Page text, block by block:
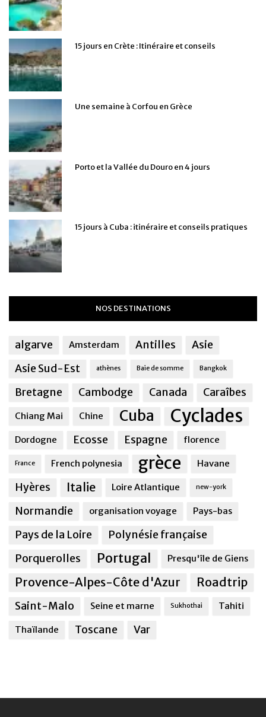
15 jours en Crète : Itinéraire et conseils
Une semaine à Corfou en Grèce
Porto et la Vallée du Douro en 4 jours
15 jours à Cuba : itinéraire et conseils pratiques
NOS DESTINATIONS
algarve Amsterdam Antilles
Asie
Asie Sud-Est
athènes Baie de somme Bangkok
Bretagne Cambodge Canada Caraîbes
Chiang Mai Chine Cuba Cyclades
Dordogne Ecosse Espagne florence
France French polynesia grèce Havane
Hyères Italie Loire Atlantique new-york
Normandie organisation voyage Pays-bas
Pays de la Loire
Polynésie française
Porquerolles
Portugal Presqu'île de Giens
Provence-Alpes-Côte d'Azur Roadtrip
Saint-Malo Seine et marne Sukhothai Tahiti
Thaïlande Toscane Var